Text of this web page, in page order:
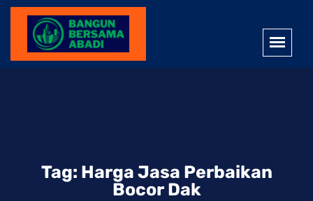
Tag: Harga Jasa Perbaikan
Bocor Dak